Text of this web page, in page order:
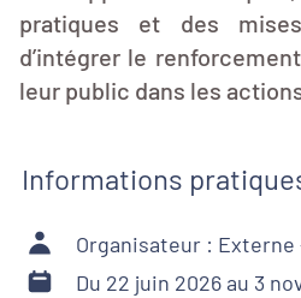
pratiques et des
d’intégrer le
leur public dans les
Informations
Organisateur :
Du 22 juin 2026 au 3